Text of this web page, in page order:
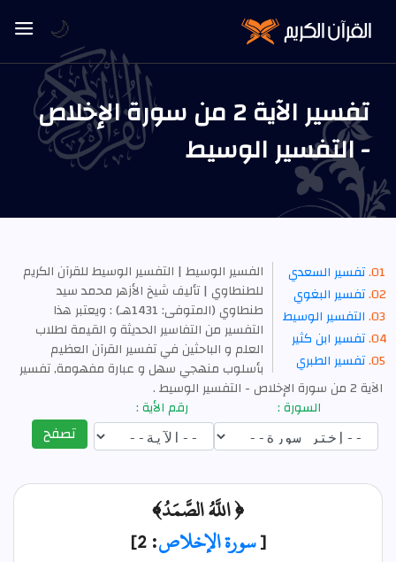
تفسير الآية 2 من سورة الإخلاص
- التفسير الوسيط
تفسير السعدي
تفسير البغوي
التفسير الوسيط
تفسير ابن كثير
تفسير الطبري
الفسير الوسيط | التفسير الوسيط للقرآن الكريم
للطنطاوي | تأليف شيخ الأزهر محمد سيد
طنطاوي (المتوفى: 1431هـ) : ويعتبر هذا
التفسير من التفاسير الحديثة و القيمة لطلاب
العلم و الباحثين في تفسير القرآن العظيم
بأسلوب منهجي سهل و عبارة مفهومة, تفسير
الآية 2 من سورة الإخلاص - التفسير الوسيط .
السورة :
رقم الأية :
تصفح
﴿ اللَّهُ الصَّمَدُ﴾
[سورة الإخلاص: 2]
🌙